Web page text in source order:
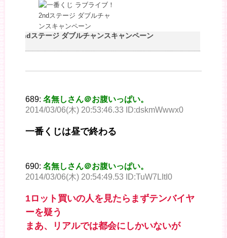
！ 2ndステージ ダブルチャンスキャンペーン
689: 名無しさん＠お腹いっぱい。
2014/03/06(木) 20:53:46.33 ID:dskmWwwx0
一番くじは昼で終わる
690: 名無しさん＠お腹いっぱい。
2014/03/06(木) 20:54:49.53 ID:TuW7LItI0
1ロット買いの人を見たらまずテンバイヤ
ーを疑う
まあ、リアルでは都会にしかいないが